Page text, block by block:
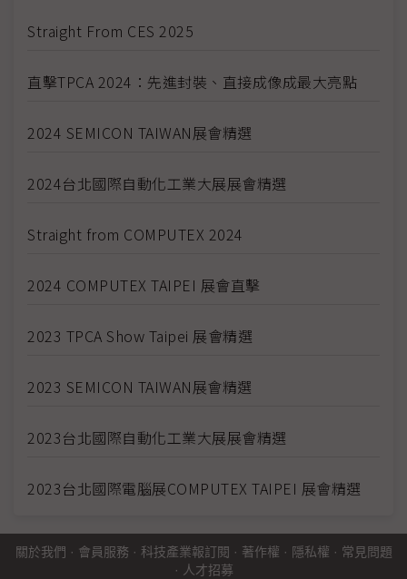
Straight From CES 2025
直擊TPCA 2024：先進封裝、直接成像成最大亮點
2024 SEMICON TAIWAN展會精選
2024台北國際自動化工業大展展會精選
Straight from COMPUTEX 2024
2024 COMPUTEX TAIPEI 展會直擊
2023 TPCA Show Taipei 展會精選
2023 SEMICON TAIWAN展會精選
2023台北國際自動化工業大展展會精選
2023台北國際電腦展COMPUTEX TAIPEI 展會精選
關於我們 · 會員服務 · 科技產業報訂閱 · 著作權 · 隱私權 · 常見問題
· 人才招募